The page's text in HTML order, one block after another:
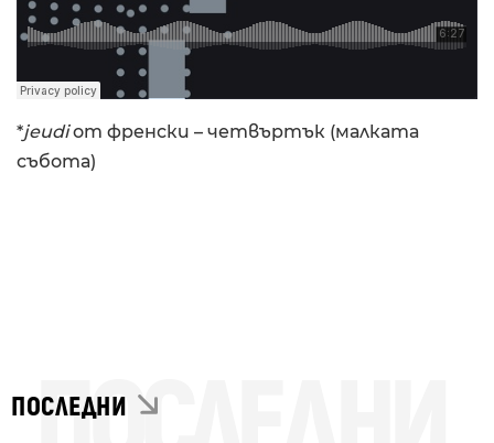
*jeudiот френски – четвъртък (малката
събота)
ПОСЛЕДНИ